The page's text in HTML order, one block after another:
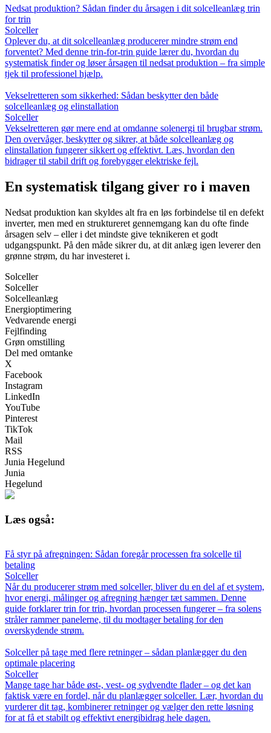
Nedsat produktion? Sådan finder du årsagen i dit solcelleanlæg trin
for trin
Solceller
Oplever du, at dit solcelleanlæg producerer mindre strøm end
forventet? Med denne trin-for-trin guide lærer du, hvordan du
systematisk finder og løser årsagen til nedsat produktion – fra simple
tjek til professionel hjælp.
Vekselretteren som sikkerhed: Sådan beskytter den både
solcelleanlæg og elinstallation
Solceller
Vekselretteren gør mere end at omdanne solenergi til brugbar strøm.
Den overvåger, beskytter og sikrer, at både solcelleanlæg og
elinstallation fungerer sikkert og effektivt. Læs, hvordan den
bidrager til stabil drift og forebygger elektriske fejl.
En systematisk tilgang giver ro i maven
Nedsat produktion kan skyldes alt fra en løs forbindelse til en defekt
inverter, men med en struktureret gennemgang kan du ofte finde
årsagen selv – eller i det mindste give teknikeren et godt
udgangspunkt. På den måde sikrer du, at dit anlæg igen leverer den
grønne strøm, du har investeret i.
Solceller
Solceller
Solcelleanlæg
Energioptimering
Vedvarende energi
Fejlfinding
Grøn omstilling
Del med omtanke
X
Facebook
Instagram
LinkedIn
YouTube
Pinterest
TikTok
Mail
RSS
Junia Hegelund
Junia
Hegelund
Læs også:
Få styr på afregningen: Sådan foregår processen fra solcelle til
betaling
Solceller
Når du producerer strøm med solceller, bliver du en del af et system,
hvor energi, målinger og afregning hænger tæt sammen. Denne
guide forklarer trin for trin, hvordan processen fungerer – fra solens
stråler rammer panelerne, til du modtager betaling for den
overskydende strøm.
Solceller på tage med flere retninger – sådan planlægger du den
optimale placering
Solceller
Mange tage har både øst-, vest- og sydvendte flader – og det kan
faktisk være en fordel, når du planlægger solceller. Lær, hvordan du
vurderer dit tag, kombinerer retninger og vælger den rette løsning
for at få et stabilt og effektivt energibidrag hele dagen.